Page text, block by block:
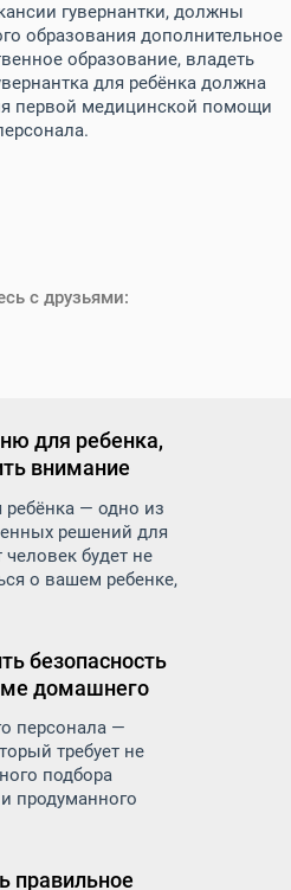
гувернантки, должны
образования дополнительное
образование, владеть
для ребёнка должна
первой медицинской помощи
с друзьями:
для ребенка,
внимание
— одно из
решений для
человек будет не
о вашем ребенке,
Как же
к подбору няни и
внимание, чтобы
и
специалиста.
безопасность
домашнего
персонала —
требует не
подбора
продуманного
сиделки,
правильное